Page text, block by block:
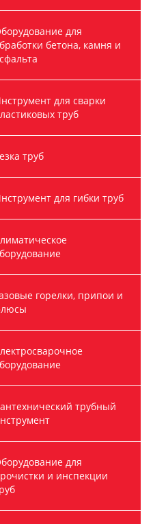
для
бетона, камня и
для сварки
труб
труб
для гибки труб
горелки, припои и
трубный
для
и инспекции